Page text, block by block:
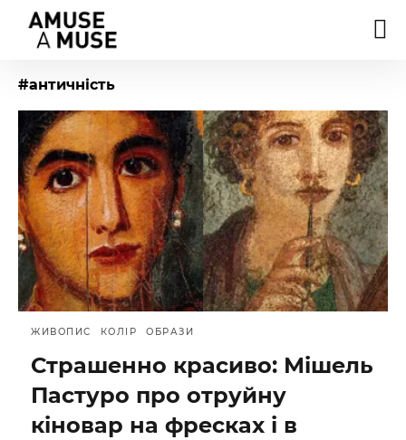
#античність
ЖИВОПИС КОЛІР ОБРАЗИ
Страшенно красиво: Мішель
Пастуро про отруйну
кіновар на фресках і в